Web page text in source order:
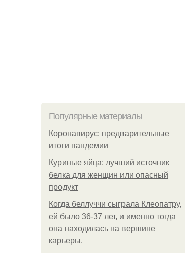
Популярные материалы
Коронавирус: предварительные
итоги пандемии
Куриные яйца: лучший источник
белка для женщин или опасный
продукт
Когда беллуччи сыграла Клеопатру,
ей было 36-37 лет, и именно тогда
она находилась на вершине
карьеры.